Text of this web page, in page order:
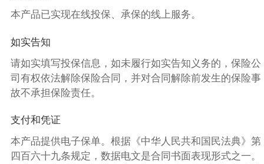
本产品已实现在线投保、承保的线上服务。
如实告知
请如实填写投保信息，如未履行如实告知义务的，保险公
司有权依法解除保险合同，并对合同解除前发生的保险事
故不承担保险责任。
支付和凭证
本产品提供电子保单。根据《中华人民共和国民法典》第
四百六十九条规定，数据电文是合同书面表现形式之一。